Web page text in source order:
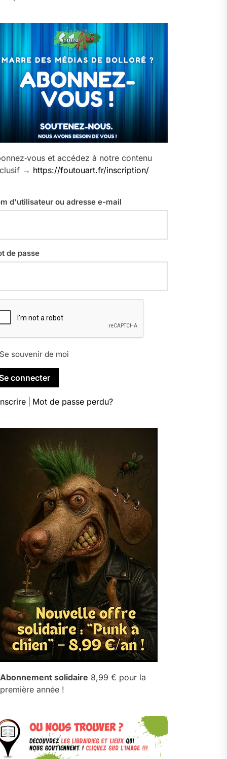
et accédez à notre contenu
→ https://foutouart.fr/inscription/
d'utilisateur ou adresse e-mail
de passe
Se souvenir de moi
Mot de passe perdu?
Abonnement solidaire 8,99 € pour la
première année !